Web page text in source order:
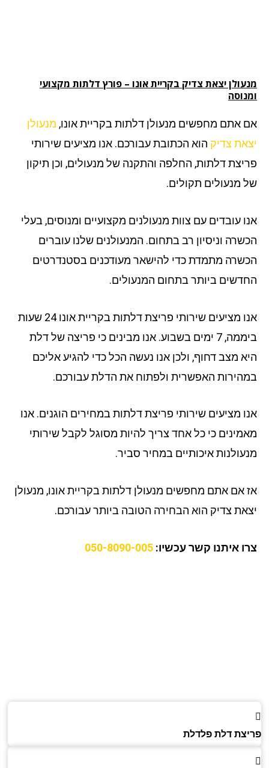
יצאת צדיק בקריית אונו – פורץ דלתות מקצועי
אתם מחפשים מנעולן דלתות בקריית אונו,מנעולן
צדיק הוא הכתובת עבורכם. אנו מציעים שירותי
דלתות, החלפה והתקנה של מנעולים, וכן תיקון
מנעולים תקולים.
עובדים עם צוות מנעולנים מקצועיים ומנוסים, בעלי
וניסיון רב בתחום. המנעולנים שלנו עוברים
מתמדת כדי להישאר מעודכנים בסטנדרטים
ביותר בתחום המנעולים.
אנו מציעים שירותי פריצת דלתות בקריית אונו 24 שעות
ביממה, 7 ימים בשבוע. אנו מבינים כי פריצה של דלת
מצב דחוף, ולכן אנו נעשה הכל כדי להגיע אליכם
האפשרית ולפתוח את הדלת עבורכם.
מציעים שירותי פריצת דלתות במחירים הוגנים. אנו
כי כל אחד צריך להיות מסוגל לקבל שירותי
איכותיים במחיר סביר.
אם אתם מחפשים מנעולן דלתות בקריית אונו, מנעולן
צדיק הוא הבחירה הטובה ביותר עבורכם.
איתנו קשר עכשיו:050-8090-005
דלת פלדלת